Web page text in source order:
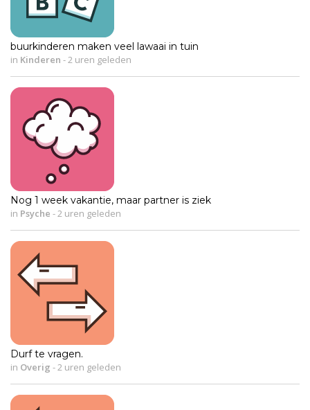
buurkinderen maken veel lawaai in tuin
in Kinderen - 2 uren geleden
Nog 1 week vakantie, maar partner is ziek
in Psyche - 2 uren geleden
Durf te vragen.
in Overig - 2 uren geleden